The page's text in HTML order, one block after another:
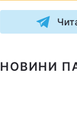
НОВИНИ